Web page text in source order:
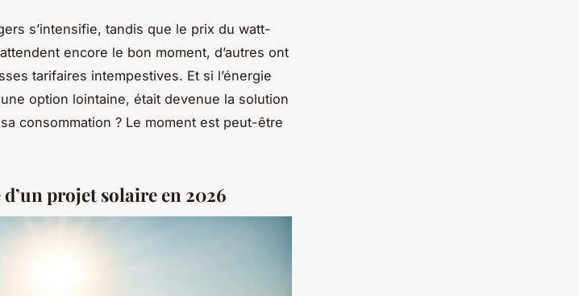
s’intensifie, tandis que le prix du watt-
encore le bon moment, d’autres ont
tarifaires intempestives. Et si l’énergie
option lointaine, était devenue la solution
consommation ? Le moment est peut-être
projet solaire en 2026